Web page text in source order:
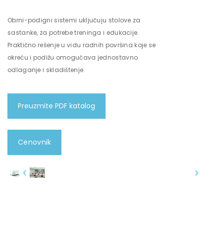
Obrni-podigni sistemi uključuju stolove za
sastanke, za potrebe treninga i edukacije.
Praktično rešenje u vidu radnih površina koje se
okreću i podižu omogućava jednostavno
odlaganje i skladištenje.
Preuzmite PDF katalog
Cenovnik